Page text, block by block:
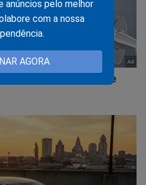
anúncios pelo melhor
com a nossa
AGORA